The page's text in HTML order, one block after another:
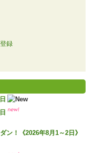
ン！《2026年8月1～2日》